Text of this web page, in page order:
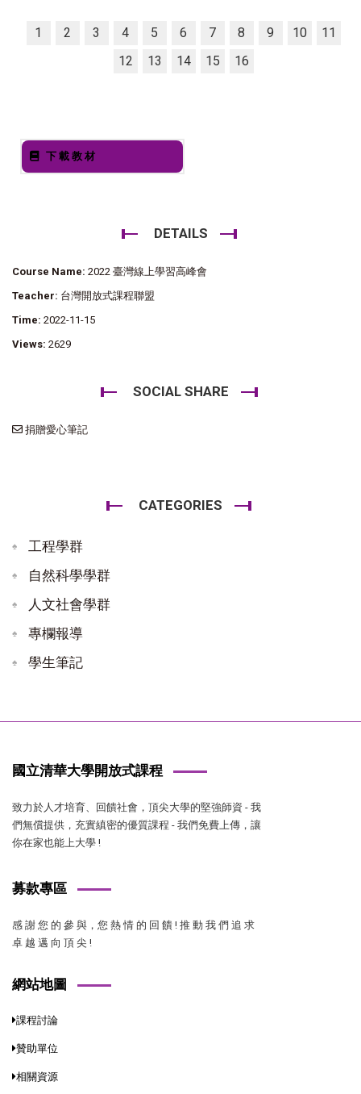
1 2 3 4 5 6 7 8 9 10
11
12
13 14 15 16
下載教材
DETAILS
Course Name: 2022 臺灣線上學習高峰會
Teacher: 台灣開放式課程聯盟
Time: 2022-11-15
Views: 2629
SOCIAL SHARE
捐贈愛心筆記
CATEGORIES
工程學群
自然科學學群
人文社會學群
專欄報導
學生筆記
國立清華大學開放式課程
致力於人才培育、回饋社會，頂尖大學的堅強師資 - 我
們無償提供，充實縝密的優質課程 - 我們免費上傳，讓
你在家也能上大學 !
募款專區
感 謝 您 的 參 與，您 熱 情 的 回 饋 ! 推 動 我 們 追 求
卓 越 邁 向 頂 尖 !
網站地圖
課程討論
贊助單位
相關資源